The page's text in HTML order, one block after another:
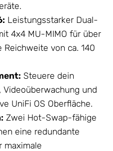
Leistungsstarker Dual-
4x4 MU-MIMO für über
von ca. 140
Steuere dein
, Videoüberwachung und
UniFi OS Oberfläche.
Zwei Hot-Swap-fähige
eine redundante
maximale